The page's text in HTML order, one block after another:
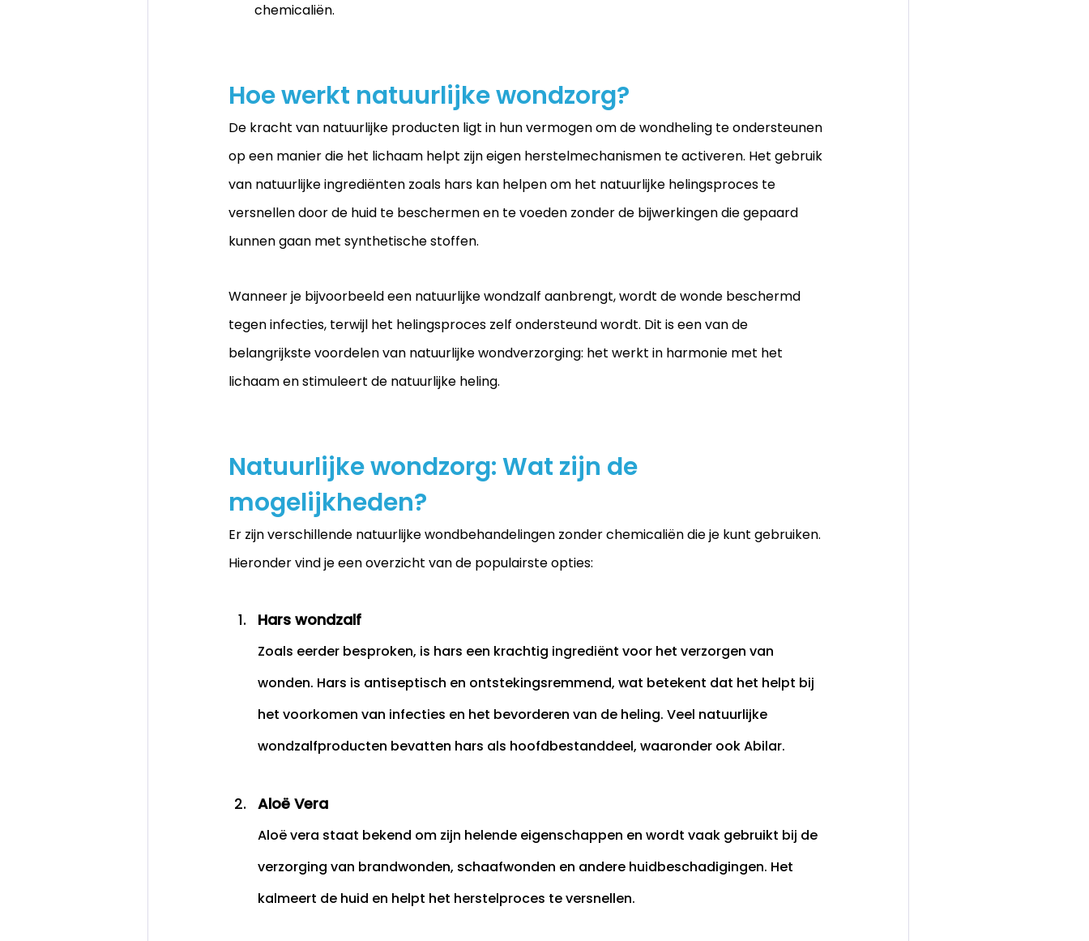
chemicaliën.
Hoe werkt natuurlijke wondzorg?
De kracht van natuurlijke producten ligt in hun vermogen om de wondheling te ondersteunen
op een manier die het lichaam helpt zijn eigen herstelmechanismen te activeren. Het gebruik
van natuurlijke ingrediënten zoals hars kan helpen om het natuurlijke helingsproces te
versnellen door de huid te beschermen en te voeden zonder de bijwerkingen die gepaard
kunnen gaan met synthetische stoffen.
Wanneer je bijvoorbeeld een natuurlijke wondzalf aanbrengt, wordt de wonde beschermd
tegen infecties, terwijl het helingsproces zelf ondersteund wordt. Dit is een van de
belangrijkste voordelen van natuurlijke wondverzorging: het werkt in harmonie met het
lichaam en stimuleert de natuurlijke heling.
Natuurlijke wondzorg: Wat zijn de
mogelijkheden?
Er zijn verschillende natuurlijke wondbehandelingen zonder chemicaliën die je kunt gebruiken.
Hieronder vind je een overzicht van de populairste opties:
Hars wondzalf
Zoals eerder besproken, is hars een krachtig ingrediënt voor het verzorgen van
wonden. Hars is antiseptisch en ontstekingsremmend, wat betekent dat het helpt bij
het voorkomen van infecties en het bevorderen van de heling. Veel natuurlijke
wondzalfproducten bevatten hars als hoofdbestanddeel, waaronder ook Abilar.
Aloë Vera
Aloë vera staat bekend om zijn helende eigenschappen en wordt vaak gebruikt bij de
verzorging van brandwonden, schaafwonden en andere huidbeschadigingen. Het
kalmeert de huid en helpt het herstelproces te versnellen.